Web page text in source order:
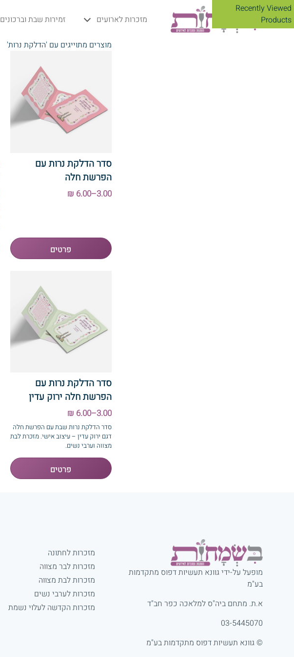
Recently Viewed
Products
מזכרות לארועים זמירות שבת וברכונים
מוצרים מתוייגים עם 'הדלקת נרות'
סדר הדלקת נרות עם
הפרשת חלה
3.00–6.00 ₪
סדר הדלקת נרות עם
הפרשת חלה ירוק עדין
3.00–6.00 ₪
סדר הדלקת נרות שבת עם הפרשת חלה
דגם ירוק עדין – עיצוב אישי. מזכרת לבת
מצווה וערבי נשים.
מופעל על-ידי גוונא תעשיות דפוס מתקדמות
בע"מ
א.ת. מתחם ביה"ס למלאכה כפר חב"ד
03-5445070
© גוונא תעשיות דפוס מתקדמות בע"מ
מזכרות לחתונה
מזכרות לבר מצווה
מזכרות לבת מצווה
מזכרות לערבי נשים
מזכרות הקדשה לעלוי נשמת